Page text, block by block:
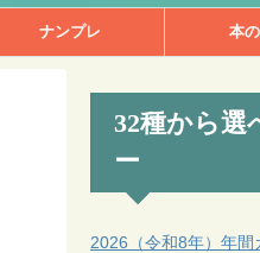
ナンプレ 本
32種から選
ー
2026（令和8年）年間